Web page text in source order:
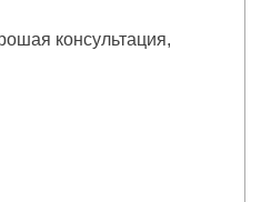
консультация,